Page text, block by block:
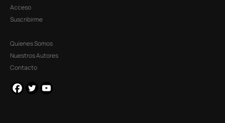
Acceso
Suscribirme
Quienes Somos
Nuestros Autores
Contacto